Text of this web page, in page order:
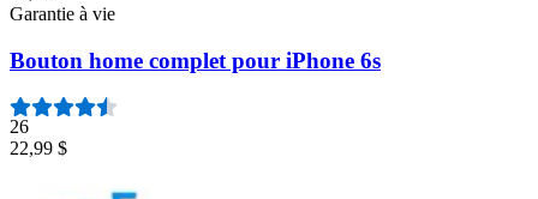
Garantie à vie
Bouton home complet pour iPhone 6s
26
22,99 $